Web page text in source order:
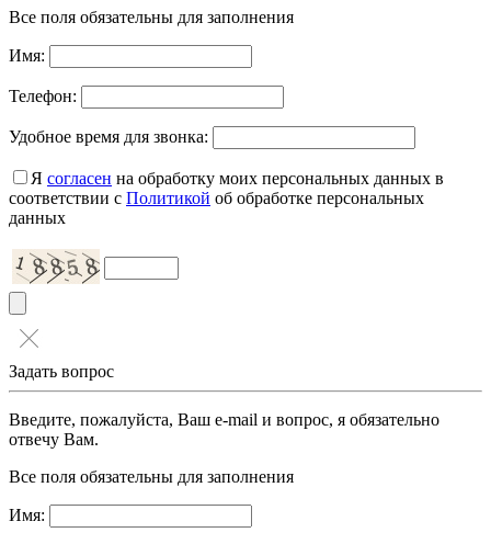
Все поля обязательны для заполнения
Имя:
Телефон:
Удобное время для звонка:
Я согласен на обработку моих персональных данных в
соответствии с Политикой об обработке персональных
данных
Задать вопрос
Введите, пожалуйста, Ваш e-mail и вопрос, я обязательно
отвечу Вам.
Все поля обязательны для заполнения
Имя: